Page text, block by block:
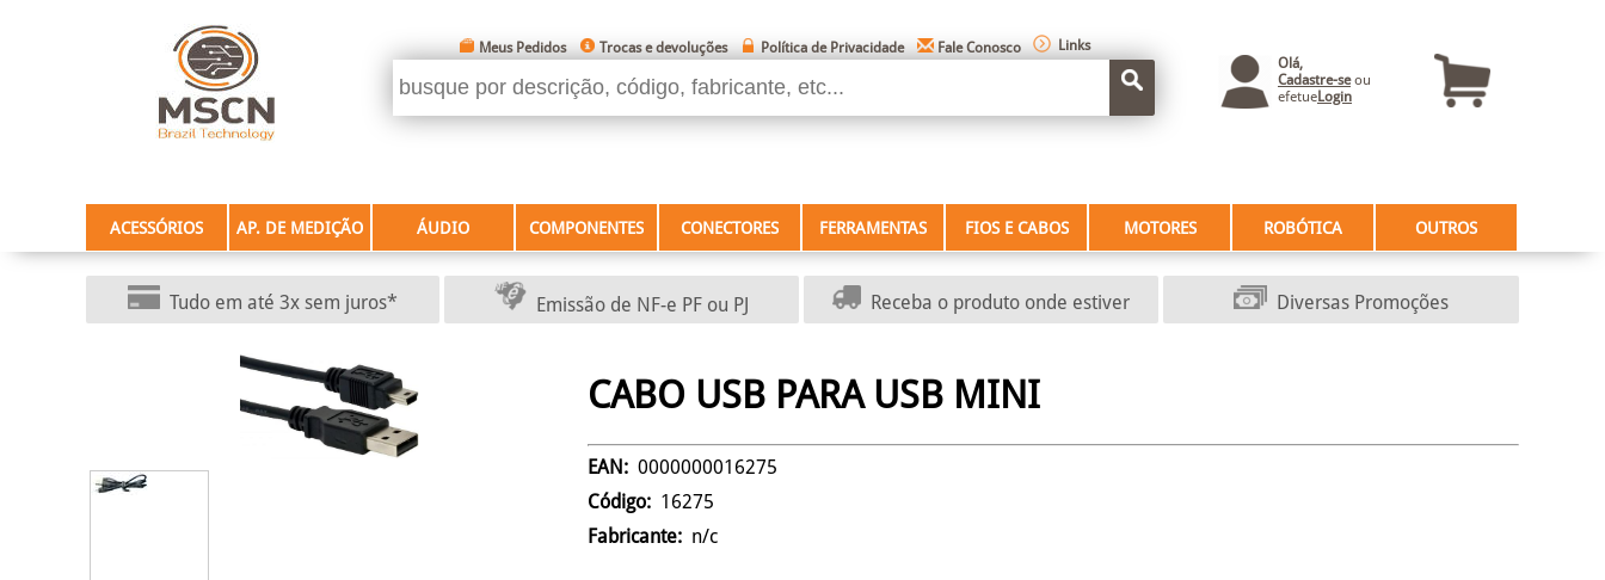
Meus Pedidos Trocas e devoluções Política de Privacidade Fale Conosco
Links
Olá,
Cadastre-seou
efetueLogin
ACESSÓRIOS AP. DE MEDIÇÃO ÁUDIO COMPONENTES CONECTORES FERRAMENTAS FIOS E CABOS MOTORES ROBÓTICA OUTROS
Tudo em até 3x sem juros* Emissão de NF-e PF ou PJ Receba o produto onde estiver Diversas Promoções
CABO USB PARA USB MINI
EAN: 0000000016275
Código: 16275
Fabricante: n/c